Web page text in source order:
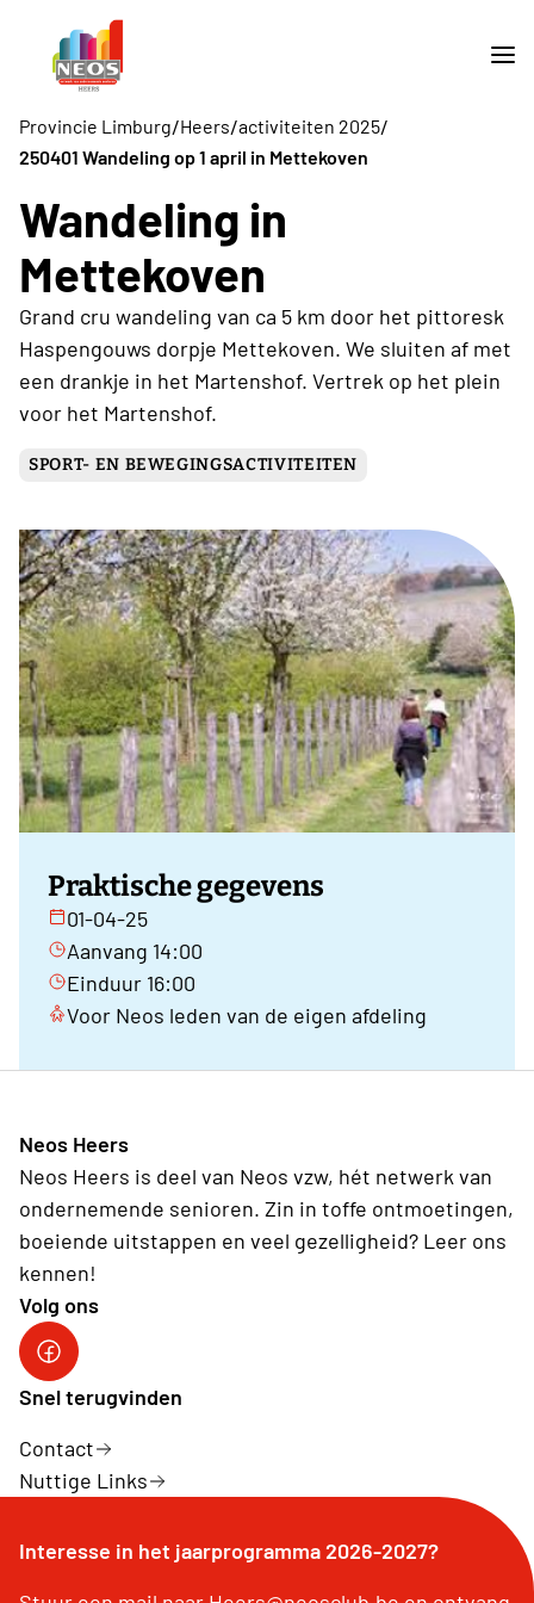
Provincie Limburg/Heers/activiteiten 2025/
250401 Wandeling op 1 april in Mettekoven
Wandeling in
Mettekoven
Grand cru wandeling van ca 5 km door het pittoresk
Haspengouws dorpje Mettekoven. We sluiten af met
een drankje in het Martenshof. Vertrek op het plein
voor het Martenshof.
SPORT- EN BEWEGINGSACTIVITEITEN
Praktische gegevens
01-04-25
Aanvang 14:00
Einduur 16:00
Voor Neos leden van de eigen afdeling
Neos Heers
Neos Heers is deel van Neos vzw, hét netwerk van
ondernemende senioren. Zin in toffe ontmoetingen,
boeiende uitstappen en veel gezelligheid? Leer ons
kennen!
Volg ons
Facebook Heers
Snel terugvinden
Contact
Nuttige Links
Interesse in het jaarprogramma 2026-2027?